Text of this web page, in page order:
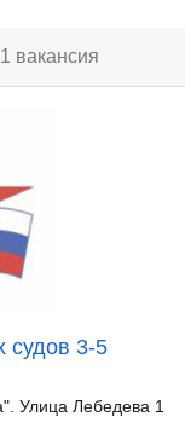
1 вакансия
судов 3-5
Улица Лебедева 1